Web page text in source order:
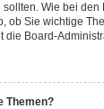
Wie bei
ob Sie wichtige
die Board-
Themen?